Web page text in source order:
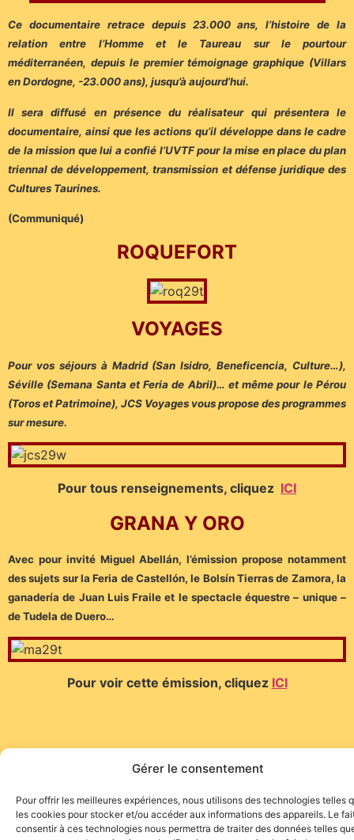
Gérer le consentement
Pour offrir les meilleures expériences, nous utilisons des technologies telles
les cookies pour stocker et/ou accéder aux informations des appareils. Le
consentir à ces technologies nous permettra de traiter des données telles
Ce documentaire retrace depuis 23.000 ans, l’histoire de la
relation entre l’Homme et le Taureau sur le pourtour
méditerranéen, depuis le premier témoignage graphique (Villars
en Dordogne, -23.000 ans), jusqu’à aujourd’hui.
Il sera diffusé en présence du réalisateur qui présentera le
documentaire, ainsi que les actions qu’il développe dans le cadre
de la mission que lui a confié l’UVTF pour la mise en place du plan
triennal de développement, transmission et défense juridique des
Cultures Taurines.
(Communiqué)
ROQUEFORT
VOYAGES
Pour vos séjours à Madrid (San Isidro, Beneficencia, Culture…),
Séville (Semana Santa et Feria de Abril)… et même pour le Pérou
(Toros et Patrimoine), JCS Voyages vous propose des programmes
sur mesure.
Pour tous renseignements, cliquez ICI
GRANA Y ORO
Avec pour invité Miguel Abellán, l’émission propose notamment
des sujets sur la Feria de Castellón, le Bolsín Tierras de Zamora, la
ganadería de Juan Luis Fraile et le spectacle équestre – unique –
de Tudela de Duero…
Pour voir cette émission, cliquez ICI
Site de l'association TOROFIESTA